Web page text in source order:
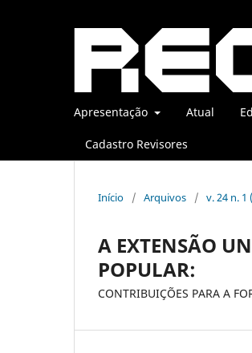
Apresentação Atual
Cadastro Revisores
Início / Arquivos / v. 24 n.
A EXTENSÃO
POPULAR:
CONTRIBUIÇÕES PARA A